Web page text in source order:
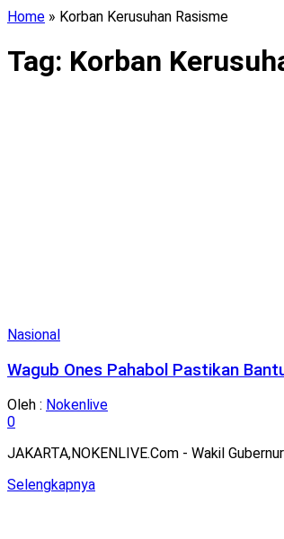
Home » Korban Kerusuhan Rasisme
Tag: Korban
Nasional
Wagub Ones Pahabol Pastikan
Oleh : Nokenlive
0
JAKARTA,NOKENLIVE.Com - Wakil
SelengkapnyaDetails